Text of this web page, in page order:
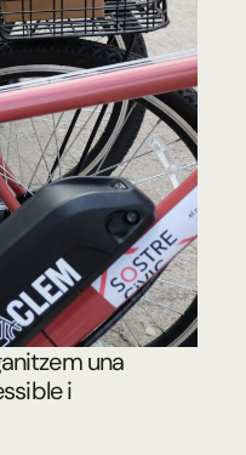
una
i